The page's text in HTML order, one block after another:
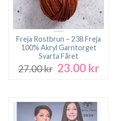
Freja Rostbrun – 238 Freja
100% Akryl Garntorget
Svarta Fåret
27.00kr Det
27.00 kr.
23.00 krDet